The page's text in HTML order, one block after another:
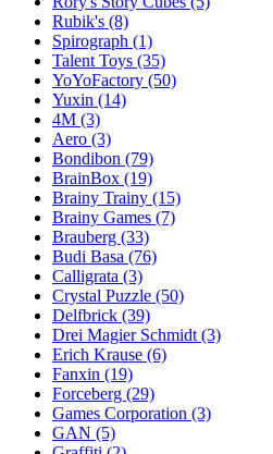
Rubik's (8)
Spirograph (1)
Talent Toys (35)
YoYoFactory (50)
Yuxin (14)
4M (3)
Aero (3)
Bondibon (79)
BrainBox (19)
Brainy Trainy (15)
Brainy Games (7)
Brauberg (33)
Budi Basa (76)
Calligrata (3)
Crystal Puzzle (50)
Delfbrick (39)
Drei Magier Schmidt (3)
Erich Krause (6)
Fanxin (19)
Forceberg (29)
Games Corporation (3)
GAN (5)